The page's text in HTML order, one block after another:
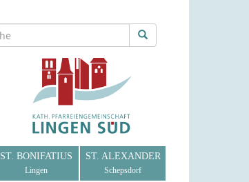
ST. BONIFATIUS
Lingen
ST. ALEXANDER
Schepsdorf